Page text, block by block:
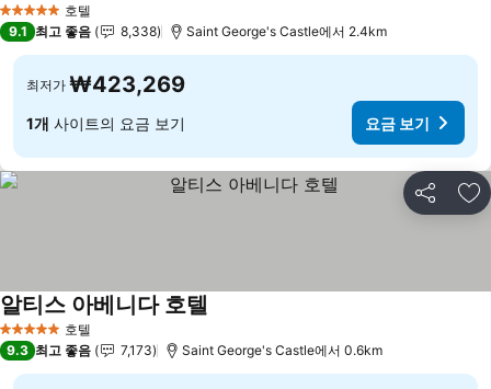
5 성급 호텔
9.1 최고 좋음 8,338 Saint George's Castle에서 2.4km
최저가 ₩423,269
1개 사이트의 요금 보기 요금 보기
공유 즐
5 성급 호텔
알티스 아베니다 호텔
9.3 최고 좋음 7,173 Saint George's Castle에서 0.6km